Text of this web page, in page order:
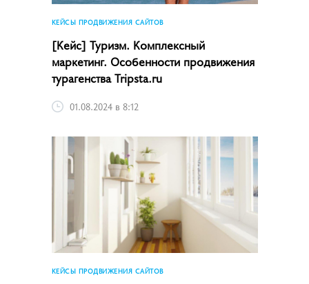
КЕЙСЫ ПРОДВИЖЕНИЯ САЙТОВ
[Кейс] Туризм. Комплексный
маркетинг. Особенности продвижения
турагенства Tripsta.ru
01.08.2024 в 8:12
КЕЙСЫ ПРОДВИЖЕНИЯ САЙТОВ